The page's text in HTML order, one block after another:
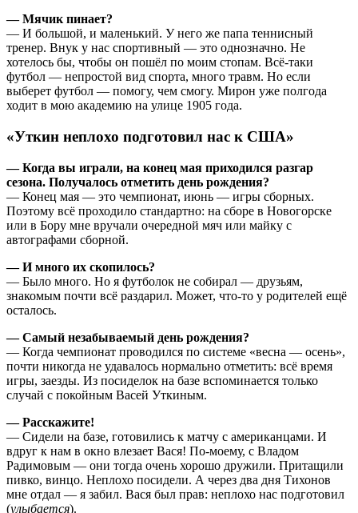
— Мячик пинает?
— И большой, и маленький. У него же папа теннисный
тренер. Внук у нас спортивный — это однозначно. Не
хотелось бы, чтобы он пошёл по моим стопам. Всё-таки
футбол — непростой вид спорта, много травм. Но если
выберет футбол — помогу, чем смогу. Мирон уже полгода
ходит в мою академию на улице 1905 года.
«Уткин неплохо подготовил нас к США»
— Когда вы играли, на конец мая приходился разгар
сезона. Получалось отметить день рождения?
— Конец мая — это чемпионат, июнь — игры сборных.
Поэтому всё проходило стандартно: на сборе в Новогорске
или в Бору мне вручали очередной мяч или майку с
автографами сборной.
— И много их скопилось?
— Было много. Но я футболок не собирал — друзьям,
знакомым почти всё раздарил. Может, что-то у родителей ещё
осталось.
— Самый незабываемый день рождения?
— Когда чемпионат проводился по системе «весна — осень»,
почти никогда не удавалось нормально отметить: всё время
игры, заезды. Из посиделок на базе вспоминается только
случай с покойным Васей Уткиным.
— Расскажите!
— Сидели на базе, готовились к матчу с американцами. И
вдруг к нам в окно влезает Вася! По-моему, с Владом
Радимовым — они тогда очень хорошо дружили. Притащили
пивко, винцо. Неплохо посидели. А через два дня Тихонов
мне отдал — я забил. Вася был прав: неплохо нас подготовил
(улыбается).